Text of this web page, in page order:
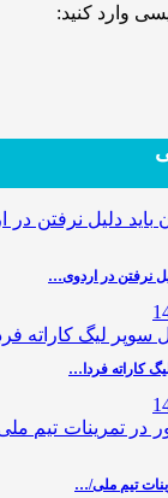
وارد کنید:
نرفتن در اردوی…
کاراته فردا…